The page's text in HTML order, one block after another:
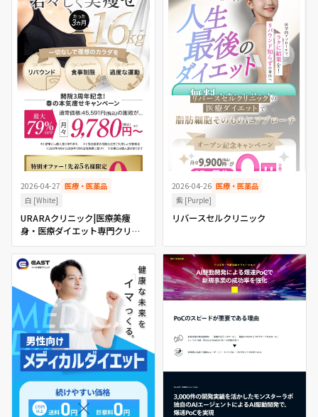
2026-04-27 医療・医薬品
白 [White]
URARAクリニック|医療美痩
身・医療ダイエット専門クリニ
ック
2026-04-26 医療・医薬品
紫 [Purple]
リバースセルクリニック